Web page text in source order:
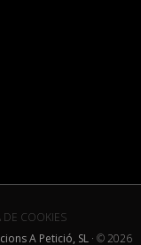
DE COOKIES
A Petició, SL · ©2026